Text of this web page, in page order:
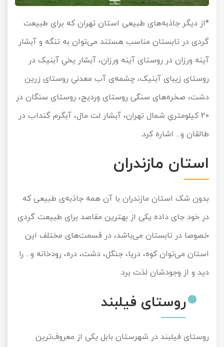
*از دیگر جاذبه‌های طبیعی استان تهران که برای طبیعت
گردی در تابستان مناسب هستند می‌توان به تنگه و آبشار
آینه ورزان در روستای آینه ورزان، آبشار یخیِ آبنیک در
روستای زیبای آبنیک، چشمه‌ی آب معدنیِ روستای زرین
دشت، صخره‌های سنگی روستای وردیج، روستای سنگان در
20 کیلومتریِ شمال تهران، آبشار لت مال، آبگرم گنداب در
طالقان و... اشاره کرد.
استان مازندران
بدون شک استان مازندران با آن همه جاذبه‌ی طبیعی که
در خود جای داده یکی از بهترین مقاصد برای طبیعت گردی
خصوصا در تابستان می‌باشد، در قسمت‌های مختلف این
استان می‌توان کوه، دریا، جنگل، دشت، دره، رودخانه و... را
دید و از وجودشان لذت برد.
روستای فیلبند
روستای فیلبند در شهرستان بابل یکی از معروف‌ترین